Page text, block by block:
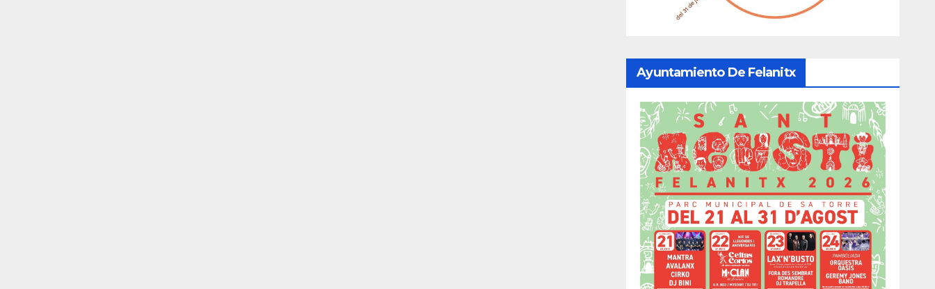
Ayuntamiento De Felanitx